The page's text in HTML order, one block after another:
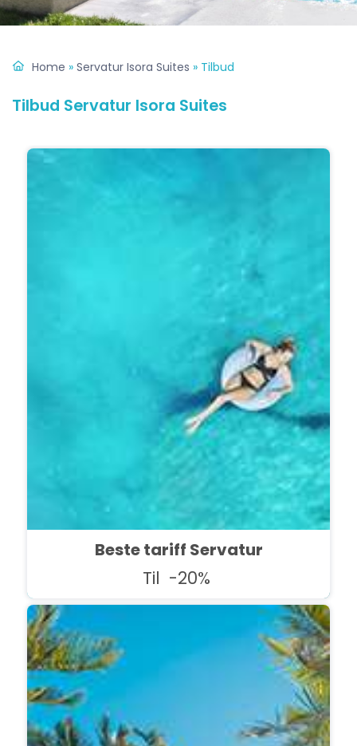
Home » Servatur Isora Suites » Tilbud
Tilbud Servatur Isora Suites
Beste tariff Servatur
Til -20%